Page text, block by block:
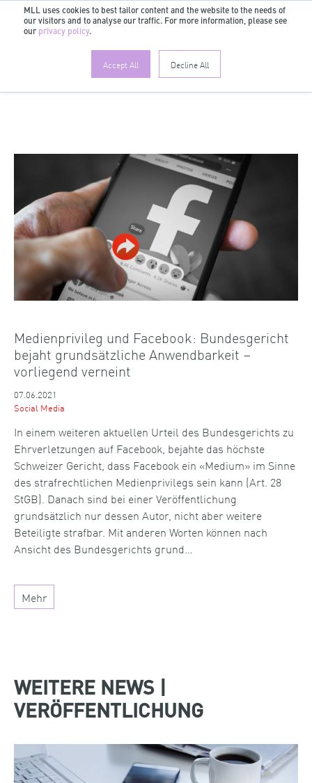
MLL uses cookies to best tailor content and the website to the needs of
our visitors and to analyse our traffic. For more information, please see
our privacy policy.
Accept All Decline All
DE
Medienprivileg und Facebook: Bundesgericht
bejaht grundsätzliche Anwendbarkeit –
vorliegend verneint
07.06.2021
Social Media
In einem weiteren aktuellen Urteil des Bundesgerichts zu
Ehrverletzungen auf Facebook, bejahte das höchste
Schweizer Gericht, dass Facebook ein «Medium» im Sinne
des strafrechtlichen Medienprivilegs sein kann (Art. 28
StGB). Danach sind bei einer Veröffentlichung
grundsätzlich nur dessen Autor, nicht aber weitere
Beteiligte strafbar. Mit anderen Worten können nach
Ansicht des Bundesgerichts grund…
Mehr
WEITERE NEWS |
VERÖFFENTLICHUNG